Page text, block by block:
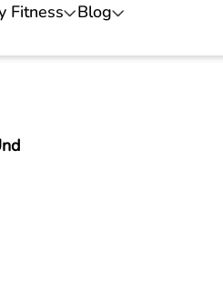
Fitness Blog